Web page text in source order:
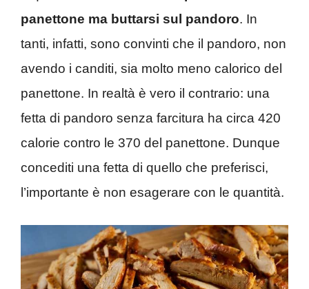
panettone ma buttarsi sul pandoro. In
tanti, infatti, sono convinti che il pandoro, non
avendo i canditi, sia molto meno calorico del
panettone. In realtà è vero il contrario: una
fetta di pandoro senza farcitura ha circa 420
calorie contro le 370 del panettone. Dunque
concediti una fetta di quello che preferisci,
l’importante è non esagerare con le quantità.